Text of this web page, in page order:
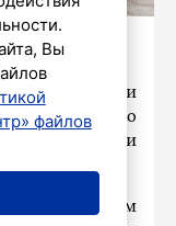
785, 758 и
Крюково
сообщили
жителям
Вы
файлов